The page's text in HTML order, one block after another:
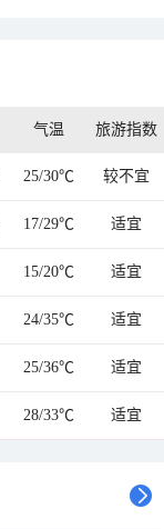
气温 旅游指数
25/30℃ 较不宜
17/29℃ 适宜
15/20℃ 适宜
24/35℃ 适宜
25/36℃ 适宜
28/33℃ 适宜